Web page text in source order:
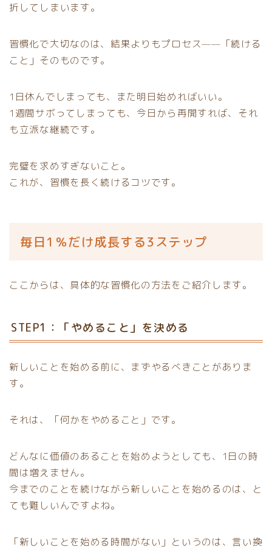
折してしまいます。
習慣化で大切なのは、結果よりもプロセス——「続ける
こと」そのものです。
1日休んでしまっても、また明日始めればいい。
1週間サボってしまっても、今日から再開すれば、それ
も立派な継続です。
完璧を求めすぎないこと。
これが、習慣を長く続けるコツです。
毎日1％だけ成長する3ステップ
ここからは、具体的な習慣化の方法をご紹介します。
STEP1：「やめること」を決める
新しいことを始める前に、まずやるべきことがありま
す。
それは、「何かをやめること」です。
どんなに価値のあることを始めようとしても、1日の時
間は増えません。
今までのことを続けながら新しいことを始めるのは、と
ても難しいんですよね。
「新しいことを始める時間がない」というのは、言い換